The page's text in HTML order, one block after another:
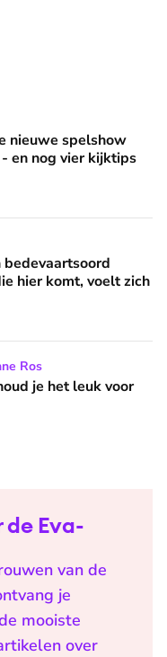
AVROTROS
nieuwe spelshow
en nog vier kijktips
Lourdes: 'Iedereen
bedevaartsoord
hier komt, voelt zich
voor de kinderen!
Ros
je het leuk voor
de Eva-
van de
je
mooiste
over